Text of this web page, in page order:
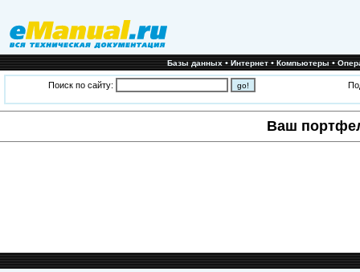
Базы данных•Интернет•Компьютеры•
Поиск по сайту:
Ваш